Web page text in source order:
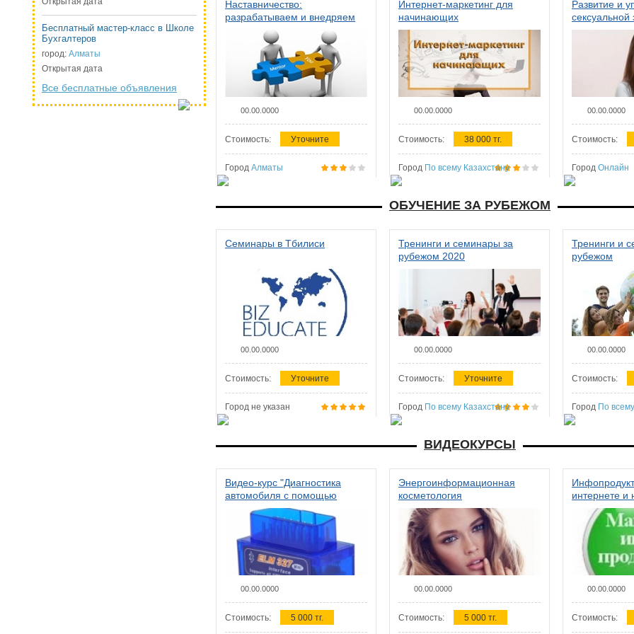
Бесплатный мастер-класс в Школе
Бухгалтеров
город: Алматы
Открытая дата
Все бесплатные объявления
Наставничество:
разрабатываем и внедряем
систему наставничества в
организации
00.00.0000
Стоимость: Уточните
Город Алматы
Интернет-маркетинг для
начинающих
00.00.0000
Стоимость: 38 000 тг.
Город По всему Казахстану
Развитие и
сексуальной
женщин
00.00.0000
Стоимость:
Город Онлайн
ОБУЧЕНИЕ ЗА РУБЕЖОМ
Семинары в Тбилиси
00.00.0000
Стоимость: Уточните
Город не указан
Тренинги и семинары за
рубежом 2020
00.00.0000
Стоимость: Уточните
Город По всему Казахстану
Тренинги и
рубежом
00.00.0000
Стоимость:
Город По
ВИДЕОКУРСЫ
Видео-курс "Диагностика
автомобиля с помощью
сканера ELM 327"
00.00.0000
Стоимость: 5 000 тг.
Энергоинформационная
косметология
00.00.0000
Стоимость: 5 000 тг.
интернете и
00.00.0000
Стоимость: